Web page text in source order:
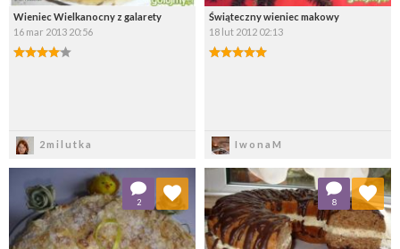
Wieniec Wielkanocny z galarety
16 mar 2013 20:56
2milutka
Świąteczny wieniec makowy
18 lut 2012 02:13
IwonaM
2
Dodaj do ulubionych
Wybierz listę:
8
Dodaj do ulubionych
Wybierz listę: